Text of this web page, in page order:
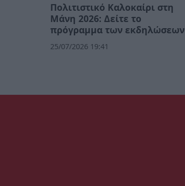
Πολιτιστικό Καλοκαίρι στη
Μάνη 2026: Δείτε το
πρόγραμμα των εκδηλώσεων
25/07/2026 19:41